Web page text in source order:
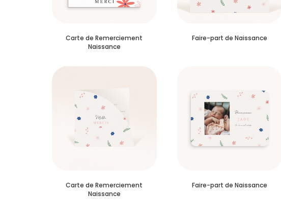
Carte de Remerciement
Naissance
Faire-part de Naissance
Carte de Remerciement
Naissance
Faire-part de Naissance